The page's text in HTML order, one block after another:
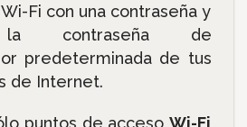
Fi con una contraseña y
la contraseña de
predeterminada de tus
de Internet.
puntos de acceso Wi-Fi